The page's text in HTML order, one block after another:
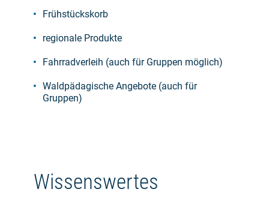
Frühstückskorb
regionale Produkte
Fahrradverleih (auch für Gruppen möglich)
Waldpädagische Angebote (auch für
Gruppen)
Wissenswertes